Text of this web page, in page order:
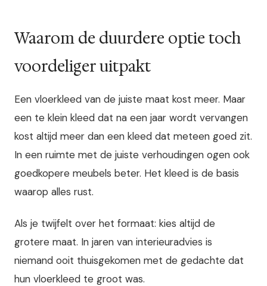
Waarom de duurdere optie toch
voordeliger uitpakt
Een vloerkleed van de juiste maat kost meer. Maar
een te klein kleed dat na een jaar wordt vervangen
kost altijd meer dan een kleed dat meteen goed zit.
In een ruimte met de juiste verhoudingen ogen ook
goedkopere meubels beter. Het kleed is de basis
waarop alles rust.
Als je twijfelt over het formaat: kies altijd de
grotere maat. In jaren van interieuradvies is
niemand ooit thuisgekomen met de gedachte dat
hun vloerkleed te groot was.